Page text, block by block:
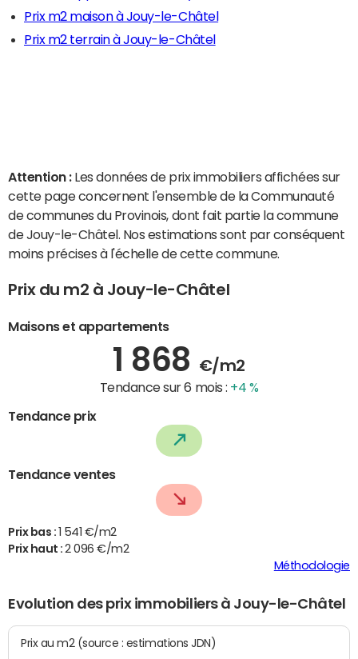
Prix m2 maison à Jouy-le-Châtel
Prix m2 terrain à Jouy-le-Châtel
Attention : Les données de prix immobiliers affichées sur
cette page concernent l'ensemble de la Communauté
de communes du Provinois, dont fait partie la commune
de Jouy-le-Châtel. Nos estimations sont par conséquent
moins précises à l'échelle de cette commune.
Prix du m2 à Jouy-le-Châtel
Maisons et appartements
1 868 €/m2
Tendance sur 6 mois : +4 %
Tendance prix
Tendance ventes
Prix bas :
1 541 €/m2
Prix haut :2 096 €/m2
Méthodologie
Evolution des prix immobiliers à Jouy-le-Châtel
Prix au m2 (source : estimations JDN)